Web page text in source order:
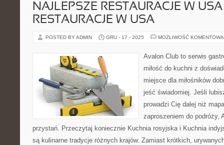
NAJLEPSZE RESTAURACJE W
RESTAURACJE W USA
POSTED BY ADMIN GRU - 17 - 2025 MOŻLIWOŚĆ
Avalon Club to serwis
miłość do kuchni z
miejsce dla miłośników
jeść świadomiej. Jeśli
prowadzi Cię dalej niż
zaproszeniem do podróży,
przystań. Przeczytaj koniecznie Kuchnia rosyjska i Kuchnia
są kulinarne tradycje różnych krajów. Zamiast krótkich,